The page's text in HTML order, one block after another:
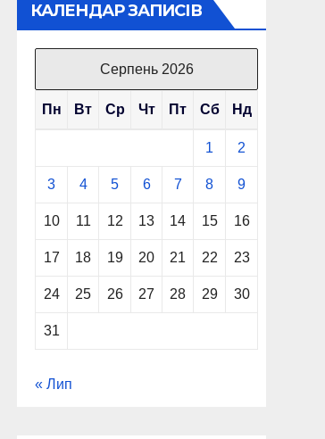
КАЛЕНДАР ЗАПИСІВ
Серпень 2026
Пн Вт Ср Чт Пт Сб Нд
1 2
3 4 5 6 7 8 9
10 11 12 13 14 15 16
17 18 19 20 21 22 23
24 25 26 27 28 29 30
31
« Лип